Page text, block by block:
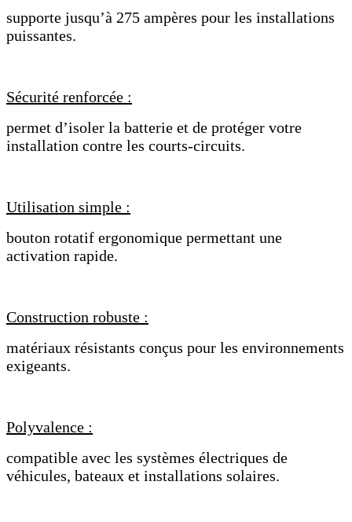
supporte jusqu’à 275 ampères pour les installations
puissantes.
Sécurité renforcée :
permet d’isoler la batterie et de protéger votre
installation contre les courts-circuits.
Utilisation simple :
bouton rotatif ergonomique permettant une
activation rapide.
Construction robuste :
matériaux résistants conçus pour les environnements
exigeants.
Polyvalence :
compatible avec les systèmes électriques de
véhicules, bateaux et installations solaires.